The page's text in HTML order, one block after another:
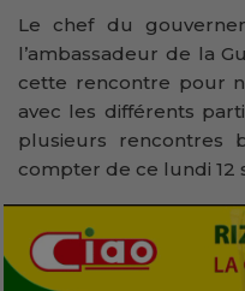
Le chef du
l’ambassadeur de la
cette rencontre pour
avec les différents
plusieurs rencontres
compter de ce lundi 12